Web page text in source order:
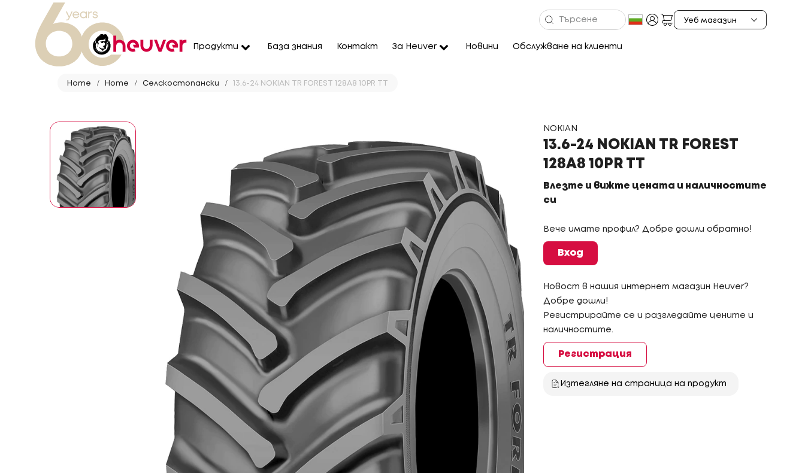
Продукти База знания Контакт За Heuver Новини Обслужване на клиенти
Home Home Селскостопански 13.6-24 NOKIAN TR FOREST 128A8 10PR TT
NOKIAN
13.6-24 NOKIAN TR FOREST
128A8 10PR TT
Влезте и вижте цената и наличностите
си
Вече имате профил? Добре дошли обратно!
Вход
Новост в нашия интернет магазин Heuver?
Добре дошли!
Регистрирайте се и разгледайте цените и
наличностите.
Регистрация
Изтегляне на страница на продукт